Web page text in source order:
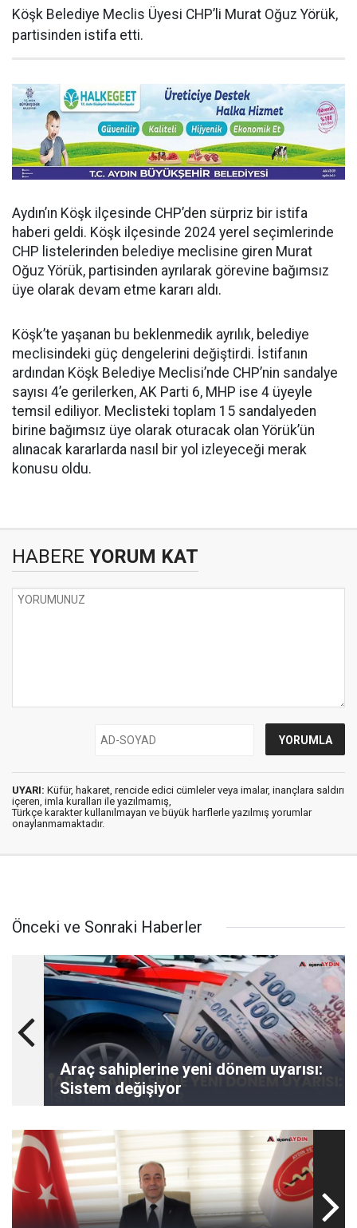
Köşk Belediye Meclis Üyesi CHP’li Murat Oğuz Yörük,
partisinden istifa etti.
Aydın’ın Köşk ilçesinde CHP’den sürpriz bir istifa
haberi geldi. Köşk ilçesinde 2024 yerel seçimlerinde
CHP listelerinden belediye meclisine giren Murat
Oğuz Yörük, partisinden ayrılarak görevine bağımsız
üye olarak devam etme kararı aldı.
Köşk’te yaşanan bu beklenmedik ayrılık, belediye
meclisindeki güç dengelerini değiştirdi. İstifanın
ardından Köşk Belediye Meclisi’nde CHP’nin sandalye
sayısı 4’e gerilerken, AK Parti 6, MHP ise 4 üyeyle
temsil ediliyor. Meclisteki toplam 15 sandalyeden
birine bağımsız üye olarak oturacak olan Yörük’ün
alınacak kararlarda nasıl bir yol izleyeceği merak
konusu oldu.
HABERE YORUM KAT
UYARI: Küfür, hakaret, rencide edici cümleler veya imalar, inançlara saldırı
içeren, imla kuralları ile yazılmamış,
Türkçe karakter kullanılmayan ve büyük harflerle yazılmış yorumlar
onaylanmamaktadır.
Önceki ve Sonraki Haberler
Araç sahiplerine yeni dönem uyarısı:
Sistem değişiyor